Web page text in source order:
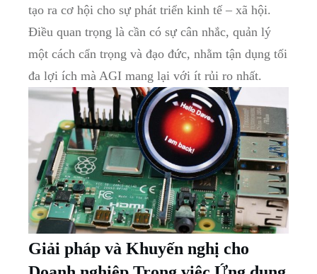
tạo ra cơ hội cho sự phát triển kinh tế – xã hội.
Điều quan trọng là cần có sự cân nhắc, quản lý
một cách cẩn trọng và đạo đức, nhằm tận dụng tối
đa lợi ích mà AGI mang lại với ít rủi ro nhất.
Giải pháp và Khuyến nghị cho